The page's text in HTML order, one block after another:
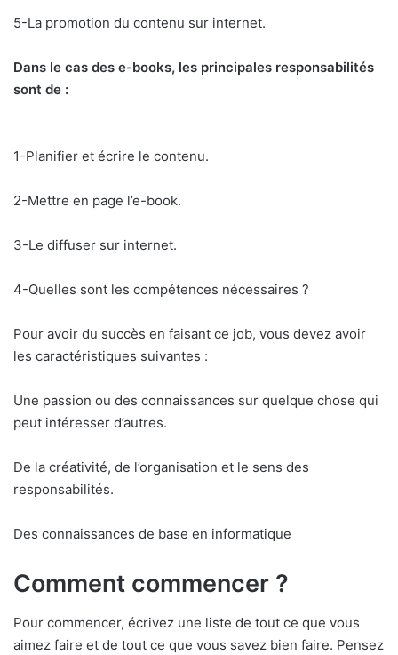
5-La promotion du contenu sur internet.
Dans le cas des e-books, les principales responsabilités
sont de :
1-Planifier et écrire le contenu.
2-Mettre en page l’e-book.
3-Le diffuser sur internet.
4-Quelles sont les compétences nécessaires ?
Pour avoir du succès en faisant ce job, vous devez avoir
les caractéristiques suivantes :
Une passion ou des connaissances sur quelque chose qui
peut intéresser d’autres.
De la créativité, de l’organisation et le sens des
responsabilités.
Des connaissances de base en informatique
Comment commencer ?
Pour commencer, écrivez une liste de tout ce que vous
aimez faire et de tout ce que vous savez bien faire. Pensez